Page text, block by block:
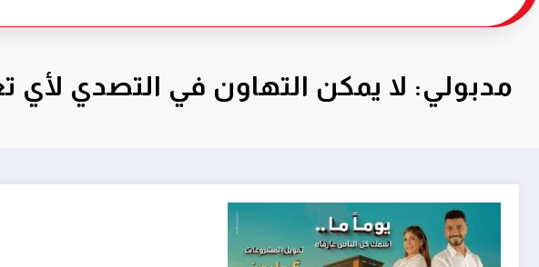
مدبولي: لا يمكن التهاون في التصدي لأي